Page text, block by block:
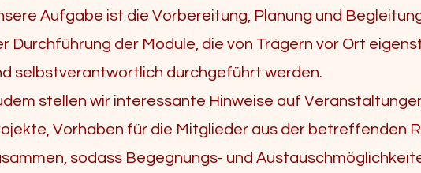
Aufgabe ist die Vorbereitung, Planung und
Durchführung der Module, die von Trägern vor Ort
selbstverantwortlich durchgeführt werden.
stellen wir interessante Hinweise auf
Vorhaben für die Mitglieder aus der betreffenden
sodass Begegnungs- und